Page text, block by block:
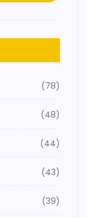
(78)
(48)
(44)
(43)
(39)